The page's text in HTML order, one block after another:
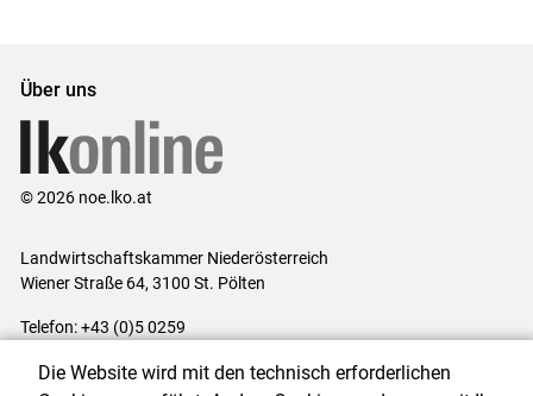
Über uns
© 2026 noe.lko.at
Landwirtschaftskammer Niederösterreich
Wiener Straße 64, 3100 St. Pölten
Telefon: +43 (0)5 0259
Die Website wird mit den technisch erforderlichen